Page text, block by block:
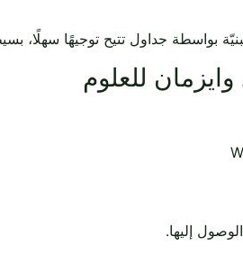
بواسطة جداول تتيح توجيهًا سهلًا،
للعلوم
إليها.